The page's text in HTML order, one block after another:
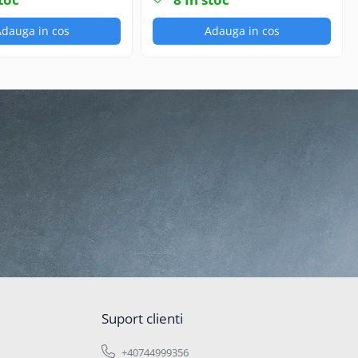
in cos
electrice
Adauga in cos
Suport clienti
+40744999356